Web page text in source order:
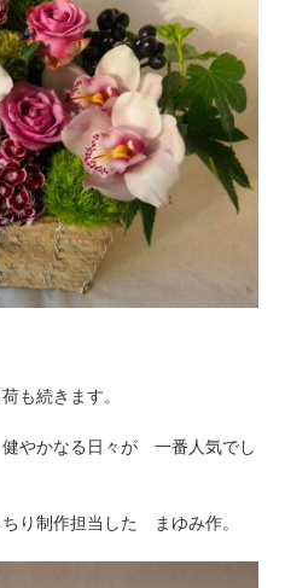
も続きます。
やかなる日々が 一番人気でし
り制作担当した まゆみ作。